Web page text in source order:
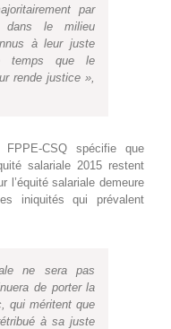
par
dans le milieu
à leur juste
temps que le
rende justice »,
FPPE-CSQ spécifie que
salariale 2015 restent
l’équité salariale demeure
iniquités qui prévalent
ne sera pas
de porter la
qui méritent que
à sa juste